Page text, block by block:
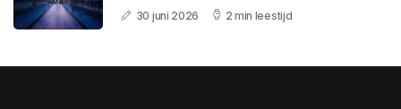
30 juni 2026 2 min leestijd